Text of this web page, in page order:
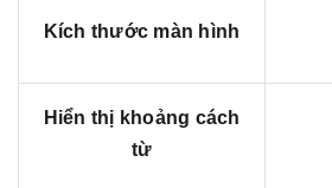
Kích thước màn hình
Hiển thị khoảng cách
từ